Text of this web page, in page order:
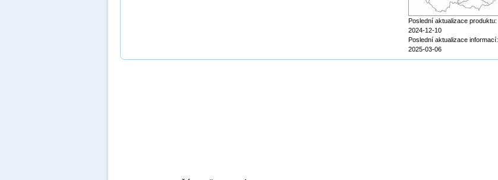
Poslední aktualizace produktu:
2024-12-10
Poslední aktualizace informací:
2025-03-06